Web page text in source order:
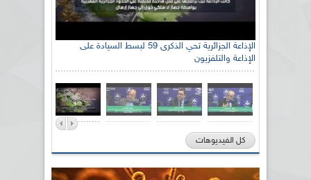
الإذاعة الجزائرية تحي الذكرى 59 لبسط السيادة على
الإذاعة والتلفزيون
كل الفيديوهات